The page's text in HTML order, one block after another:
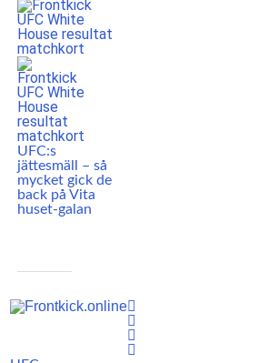
UFC:s
jättesmäll – så
mycket gick de
back på Vita
huset-galan